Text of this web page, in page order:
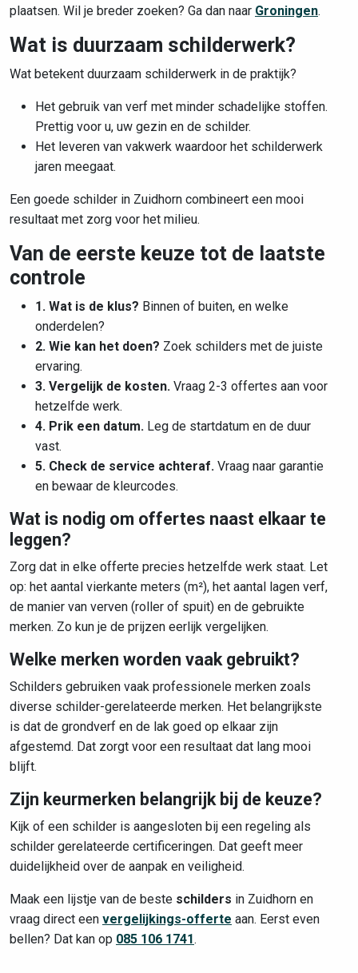
plaatsen. Wil je breder zoeken? Ga dan naar Groningen.
Wat is duurzaam schilderwerk?
Wat betekent duurzaam schilderwerk in de praktijk?
Het gebruik van verf met minder schadelijke stoffen.
Prettig voor u, uw gezin en de schilder.
Het leveren van vakwerk waardoor het schilderwerk
jaren meegaat.
Een goede schilder in Zuidhorn combineert een mooi
resultaat met zorg voor het milieu.
Van de eerste keuze tot de laatste
controle
1. Wat is de klus? Binnen of buiten, en welke
onderdelen?
2. Wie kan het doen? Zoek schilders met de juiste
ervaring.
3. Vergelijk de kosten. Vraag 2-3 offertes aan voor
hetzelfde werk.
4. Prik een datum. Leg de startdatum en de duur
vast.
5. Check de service achteraf. Vraag naar garantie
en bewaar de kleurcodes.
Wat is nodig om offertes naast elkaar te
leggen?
Zorg dat in elke offerte precies hetzelfde werk staat. Let
op: het aantal vierkante meters (m²), het aantal lagen verf,
de manier van verven (roller of spuit) en de gebruikte
merken. Zo kun je de prijzen eerlijk vergelijken.
Welke merken worden vaak gebruikt?
Schilders gebruiken vaak professionele merken zoals
diverse schilder-gerelateerde merken. Het belangrijkste
is dat de grondverf en de lak goed op elkaar zijn
afgestemd. Dat zorgt voor een resultaat dat lang mooi
blijft.
Zijn keurmerken belangrijk bij de keuze?
Kijk of een schilder is aangesloten bij een regeling als
schilder gerelateerde certificeringen. Dat geeft meer
duidelijkheid over de aanpak en veiligheid.
Maak een lijstje van de beste schilders in Zuidhorn en
vraag direct een vergelijkings-offerte aan. Eerst even
bellen? Dat kan op 085 106 1741.